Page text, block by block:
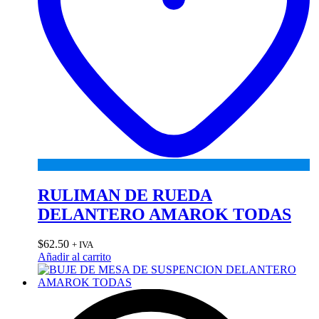
RULIMAN DE RUEDA
DELANTERO AMAROK TODAS
$62.50 + IVA
Añadir al carrito